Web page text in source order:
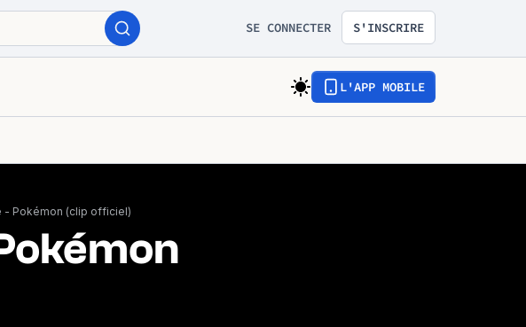
SE CONNECTER S'INSCRIRE
L'APP MOBILE
- Pokémon (clip officiel)